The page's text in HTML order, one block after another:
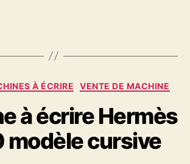
Catégories
À ÉCRIRE VENTE DE MACHINE
à écrire Hermès
cursive